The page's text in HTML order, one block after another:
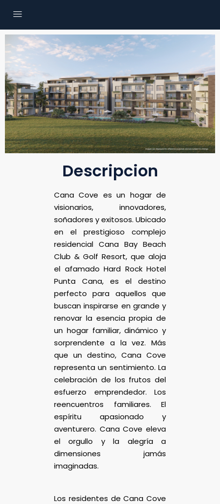
Descripcion
Cana Cove es un hogar de
visionarios, innovadores,
soñadores y exitosos. Ubicado
en el prestigioso complejo
residencial Cana Bay Beach
Club & Golf Resort, que aloja
el afamado Hard Rock Hotel
Punta Cana, es el destino
perfecto para aquellos que
buscan inspirarse en grande y
renovar la esencia propia de
un hogar familiar, dinámico y
sorprendente a la vez. Más
que un destino, Cana Cove
representa un sentimiento. La
celebración de los frutos del
esfuerzo emprendedor. Los
reencuentros familiares. El
espíritu apasionado y
aventurero. Cana Cove eleva
el orgullo y la alegría a
dimensiones jamás
imaginadas.
Los residentes de Cana Cove